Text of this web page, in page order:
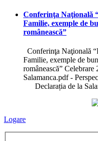
Conferinţa Naţională
Familie, exemple de
românească”
Conferinţa Naţională
Familie, exemple de
românească”
Salamanca.pdf -
Declarația de la
Logare